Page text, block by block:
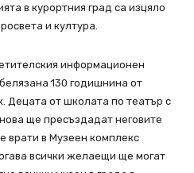
в курортния град са изцяло
и култура.
информационен
130 годишнина от
Децата от школата по театър с
ще пресъздадат неговите
врати в Музеен комплекс
всички желаещи ще могат